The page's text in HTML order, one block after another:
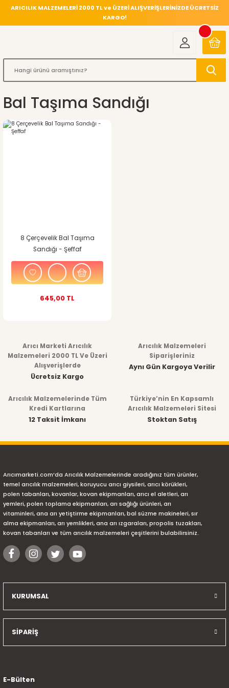
ARICILIK MALZEMELERİ 2000 TL ve ÜZERİ ALIŞVERİŞLERİNİZDE ÜCRETSİZ
KARGO!
Bal Taşıma Sandığı
8 Çerçevelik Bal Taşıma
Sandığı - Şeffaf
645,00 TL
Arıcı Marketi Arıcılık
Malzemeleri 2000 TL Ve Üzeri
Alışverişlerde
Ücretsiz Kargo
Arıcılık Malzemeleri
Siparişleriniz
Aynı Gün Kargoya Verilir
Arıcılık Malzemelerinde Tüm
Kredi Kartlarına
12 Taksit İmkanı
Türkiye’nin En Kapsamlı
Arıcılık Malzemeleri Sitesi
Stoktan Satış
Arıcımarketi.com’da Arıcılık Malzemelerinde aradığınız tüm ürünler,
temel arıcılık malzemeleri, koruyucu arıcı giysileri, arıcı körükleri,
polen tabanları, kovanlar, kovan ekipmanları, arıcı el aletleri, arı
yemleri, polen toplama ekipmanları, arı sağlığı ürünleri, arı
vitaminleri, ana arı yetiştirme ekipmanları, bal süzme makineleri, sır
alma ekipmanları, arı yemlikleri, ana arı ızgaraları, propolis tuzakları,
kovan tabanları ve tüm arıcılık malzemeleri çeşitlerini bulabilirsiniz.
KURUMSAL
SİPARİŞ
E-Bülten